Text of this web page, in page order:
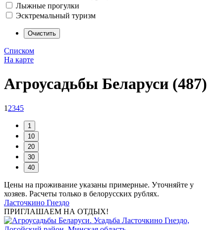
Лыжные прогулки
Эсктремальный туризм
Списком
На карте
Агроусадьбы Беларуси (487)
1 2345
Цены на проживание указаны примерные. Уточняйте у
хозяев. Расчеты только в белорусских рублях.
Ласточкино Гнездо
ПРИГЛАШАЕМ НА ОТДЫХ!